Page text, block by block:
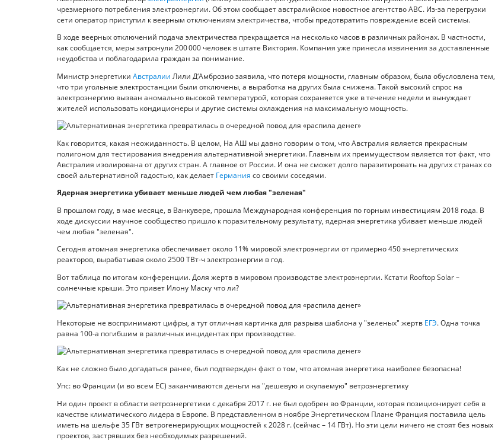
чрезмерного потребления электроэнергии. Об этом сообщает австралийское новостное агентство ABC. Из-за перегрузки
сети оператор приступил к веерным отключениям электричества, чтобы предотвратить повреждение всей системы.
В ходе веерных отключений подача электричества прекращается на несколько часов в различных районах. В частности,
как сообщается, меры затронули 200 000 человек в штате Виктория. Компания уже принесла извинения за доставленные
неудобства и поблагодарила граждан за понимание.
Министр энергетики Австралии Лили Д‘Амброзио заявила, что потеря мощности, главным образом, была обусловлена тем,
что три угольные электростанции были отключены, а выработка на других была снижена. Такой высокий спрос на
электроэнергию вызван аномально высокой температурой, которая сохраняется уже в течение недели и вынуждает
жителей использовать кондиционеры и другие системы охлаждения на максимальную мощность.
Как говорится, какая неожиданность. В целом, На АШ мы давно говорим о том, что Австралия является прекрасным
полигоном для тестирования внедрения альтернативной энергетики. Главным их преимуществом является тот факт, что
Австралия изолирована от других стран. А главное от России. И она не сможет долго паразитировать на других странах со
своей альтернативной гадостью, как делает Германия со своими соседями.
Ядерная энергетика убивает меньше людей чем любая "зеленая"
В прошлом году, в мае месяце, в Ванкувере, прошла Международная конференция по горным инвестициям 2018 года. В
ходе дискуссии научное сообщество пришло к поразительному результату, ядерная энергетика убивает меньше людей
чем любая "зеленая".
Сегодня атомная энергетика обеспечивает около 11% мировой электроэнергии от примерно 450 энергетических
реакторов, вырабатывая около 2500 ТВт-ч электроэнергии в год.
Вот таблица по итогам конференции. Доля жертв в мировом производстве электроэнергии. Кстати Rooftop Solar –
солнечные крыши. Это привет Илону Маску что ли?
Некоторые не воспринимают цифры, а тут отличная картинка для разрыва шаблона у "зеленых" жертв ЕГЭ. Одна точка
равна 100-а погибшим в различных инцидентах при производстве.
Как не сложно было догадаться ранее, был подтвержден факт о том, что атомная энергетика наиболее безопасна!
Упс: во Франции (и во всем ЕС) заканчиваются деньги на "дешевую и окупаемую" ветроэнергетику
Ни один проект в области ветроэнергетики с декабря 2017 г. не был одобрен во Франции, которая позиционирует себя в
качестве климатического лидера в Европе. В представленном в ноябре Энергетическом Плане Франция поставила цель
иметь на шельфе 35 ГВт ветрогенерирующих мощностей к 2028 г. (сейчас – 14 ГВт). Но эти цели ничего не стоят без новых
проектов, застрявших без необходимых разрешений.